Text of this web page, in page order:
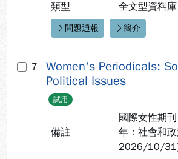
類型
全文型資料庫
快速連結：
問題通報 簡介
7
Women's Periodicals:
Political Issues
試用
備註
國際女性期
年：社會和
2026/10/